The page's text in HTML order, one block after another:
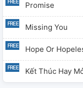
Promise
Missing You
Hope Or
Kết Thúc Hay